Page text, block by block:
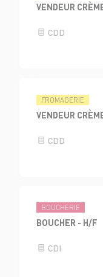
VENDEUR
CDD
FROMAGERIE
VENDEUR
CDD
BOUCHERIE
BOUCHER - H/F
CDI